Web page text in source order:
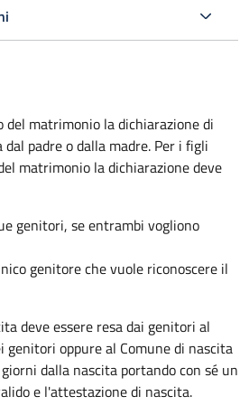
matrimonio la dichiarazione di
padre o dalla madre. Per i figli
matrimonio la dichiarazione deve
genitori, se entrambi vogliono
genitore che vuole riconoscere il
deve essere resa dai genitori al
genitori oppure al Comune di nascita
dalla nascita portando con sé un
e l'attestazione di nascita.